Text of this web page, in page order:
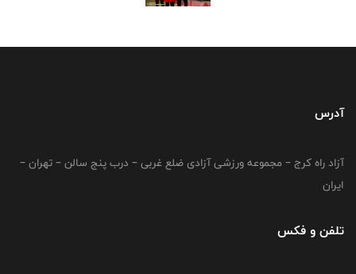
آدرس
آزاد راه کرج – مجموعه ورزشی آزادی ضلع غربی – درب پنج سالن – تهران –
ایران
تلفن و فکس